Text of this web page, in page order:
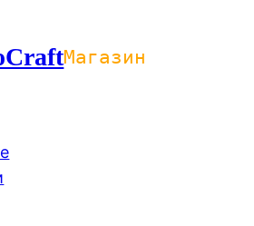
Магазин